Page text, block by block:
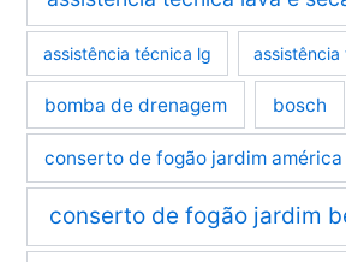
assistência técnica lg assistência
bomba de drenagem bosch
conserto de fogão jardim américa
conserto de fogão jardim